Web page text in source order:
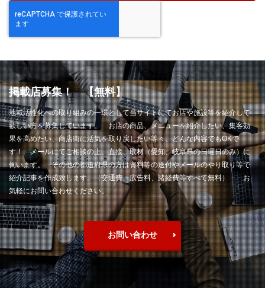
掲載店募集！ 【無料】
地域活性化への取り組みの一環として当サイトにてお店や施設等を紹介して
欲しい方を募集しています。 お店の商品、メニューを紹介したい、集客効
果を高めたい、商店街に活気を取り戻したい等々、どんな内容でもOKで
す！ メールにてご相談の上、直接、取材（愛知、岐阜県の日曜日のみ）に
伺います。 その他の都道府県の方は資料等の送付やメールのやり取り等で
紹介記事を作成致します。（交通費、広告料、諸経費等すべて無料） お
気軽にお問い合わせください。
お問い合わせ